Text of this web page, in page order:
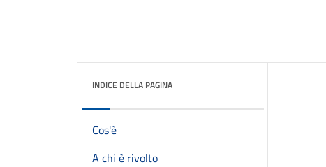
INDICE DELLA PAGINA
Cos'è
A chi è rivolto